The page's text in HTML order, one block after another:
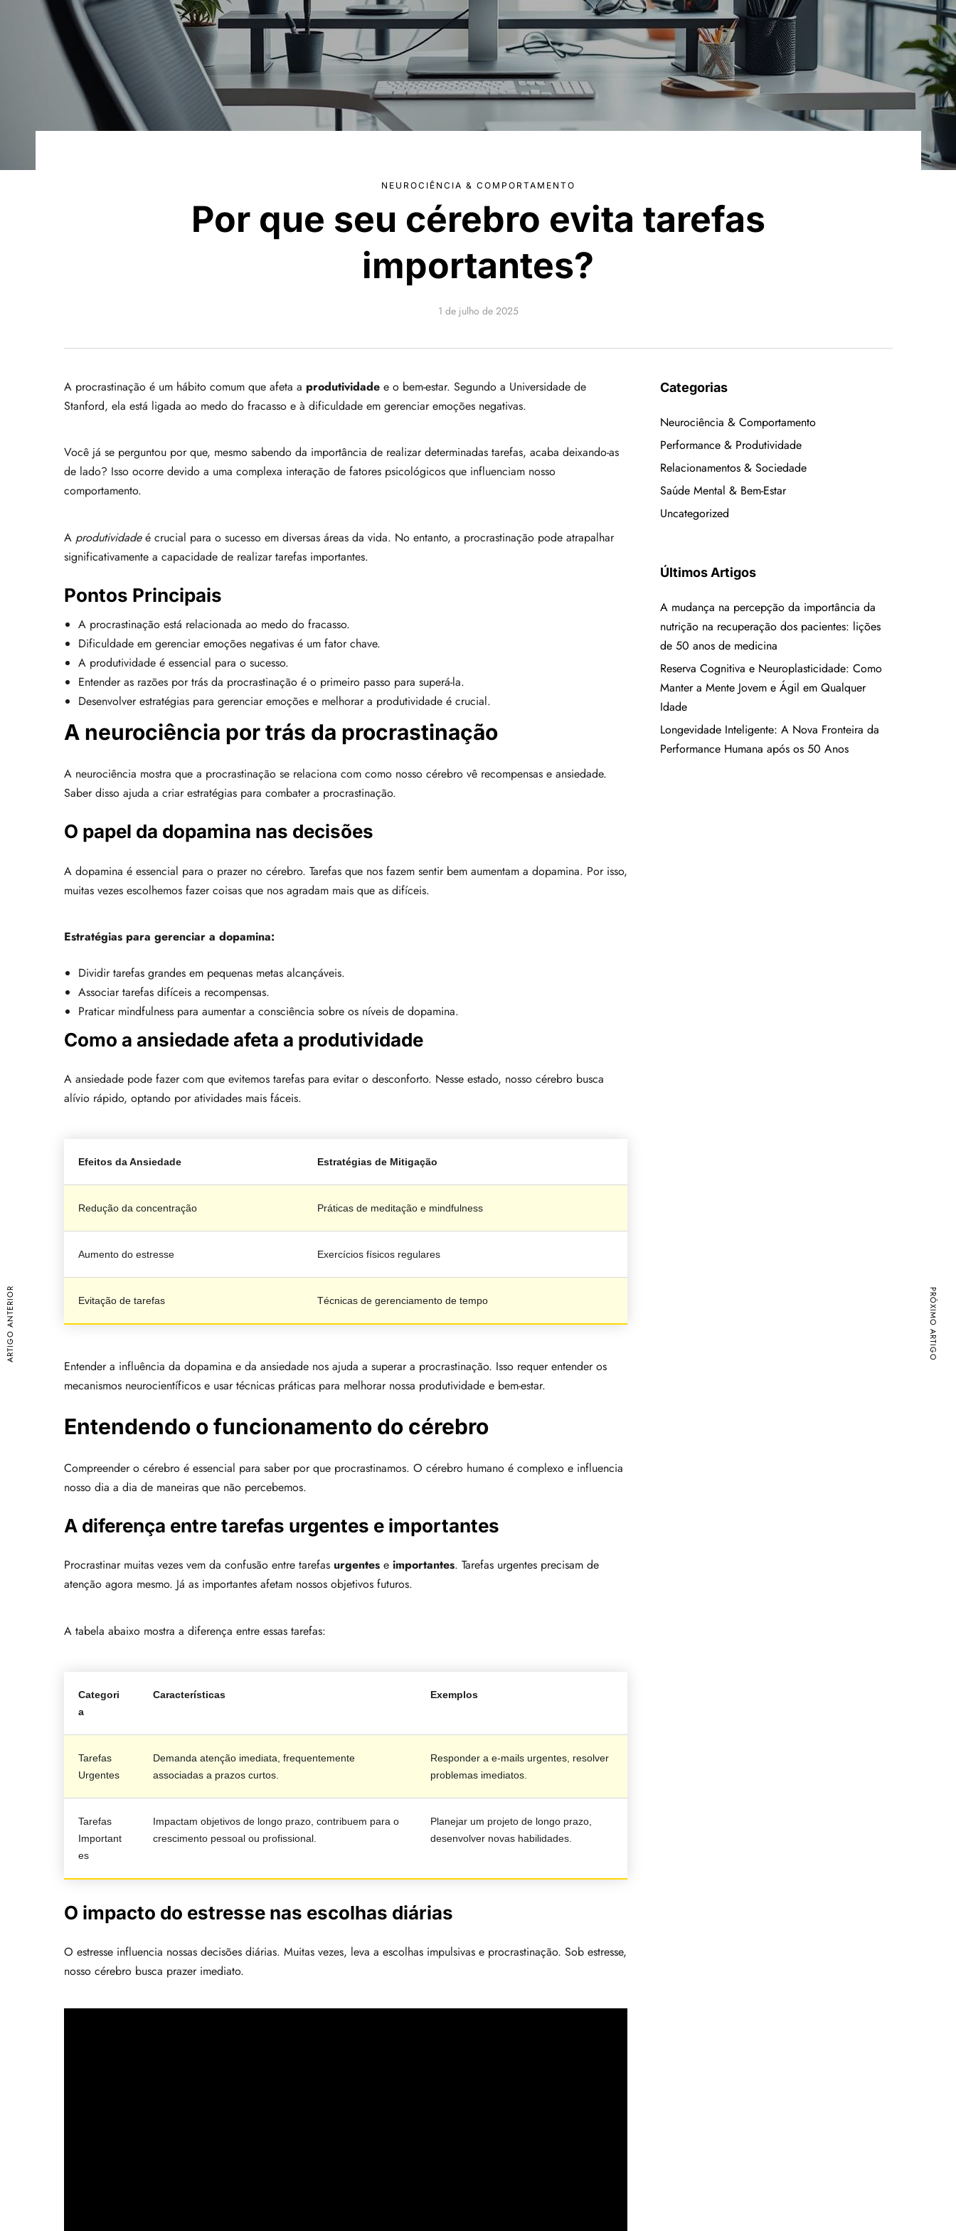
NEUROCIÊNCIA & COMPORTAMENTO
Por que seu cérebro evita tarefas
importantes?
1 de julho de 2025
A procrastinação é um hábito comum que afeta a produtividadee o bem-estar. Segundo a Universidade de
Stanford, ela está ligada ao medo do fracasso e à dificuldade em gerenciar emoções negativas.
Você já se perguntou por que, mesmo sabendo da importância de realizar determinadas tarefas, acaba deixando-as
de lado? Isso ocorre devido a uma complexa interação de fatores psicológicos que influenciam nosso
comportamento.
A produtividadeé crucial para o sucesso em diversas áreas da vida. No entanto, a procrastinação pode atrapalhar
significativamente a capacidade de realizar tarefas importantes.
Pontos Principais
A procrastinação está relacionada ao medo do fracasso.
Dificuldade em gerenciar emoções negativas é um fator chave.
A produtividade é essencial para o sucesso.
Entender as razões por trás da procrastinação é o primeiro passo para superá-la.
Desenvolver estratégias para gerenciar emoções e melhorar a produtividade é crucial.
A neurociência por trás da procrastinação
A neurociência mostra que a procrastinação se relaciona com como nosso cérebro vê recompensas e ansiedade.
Saber disso ajuda a criar estratégias para combater a procrastinação.
O papel da dopamina nas decisões
A dopamina é essencial para o prazer no cérebro. Tarefas que nos fazem sentir bem aumentam a dopamina. Por isso,
muitas vezes escolhemos fazer coisas que nos agradam mais que as difíceis.
Estratégias para gerenciar a dopamina:
Dividir tarefas grandes em pequenas metas alcançáveis.
Associar tarefas difíceis a recompensas.
Praticar mindfulness para aumentar a consciência sobre os níveis de dopamina.
Como a ansiedade afeta a produtividade
A ansiedade pode fazer com que evitemos tarefas para evitar o desconforto. Nesse estado, nosso cérebro busca
alívio rápido, optando por atividades mais fáceis.
Efeitos da Ansiedade Estratégias de Mitigação
Redução da concentração Práticas de meditação e mindfulness
Aumento do estresse Exercícios físicos regulares
Evitação de tarefas Técnicas de gerenciamento de tempo
Entender a influência da dopamina e da ansiedade nos ajuda a superar a procrastinação. Isso requer entender os
mecanismos neurocientíficos e usar técnicas práticas para melhorar nossa produtividade e bem-estar.
Entendendo o funcionamento do cérebro
Compreender o cérebro é essencial para saber por que procrastinamos. O cérebro humano é complexo e influencia
nosso dia a dia de maneiras que não percebemos.
A diferença entre tarefas urgentes e importantes
Procrastinar muitas vezes vem da confusão entre tarefas urgentese importantes. Tarefas urgentes precisam de
atenção agora mesmo. Já as importantes afetam nossos objetivos futuros.
A tabela abaixo mostra a diferença entre essas tarefas:
Categori
a
Características Exemplos
Tarefas
Urgentes
Demanda atenção imediata, frequentemente
associadas a prazos curtos.
Responder a e-mails urgentes, resolver
problemas imediatos.
Tarefas
Important
es
Impactam objetivos de longo prazo, contribuem para o
crescimento pessoal ou profissional.
Planejar um projeto de longo prazo,
desenvolver novas habilidades.
O impacto do estresse nas escolhas diárias
O estresse influencia nossas decisões diárias. Muitas vezes, leva a escolhas impulsivas e procrastinação. Sob estresse,
nosso cérebro busca prazer imediato.
ARTIGO ANTERIOR PRÓXIMO ARTIGO
Categorias
Neurociência & Comportamento
Performance & Produtividade
Relacionamentos & Sociedade
Saúde Mental & Bem-Estar
Uncategorized
Últimos Artigos
A mudança na percepção da importância da
nutrição na recuperação dos pacientes: lições
de 50 anos de medicina
Reserva Cognitiva e Neuroplasticidade: Como
Manter a Mente Jovem e Ágil em Qualquer
Idade
Longevidade Inteligente: A Nova Fronteira da
Performance Humana após os 50 Anos